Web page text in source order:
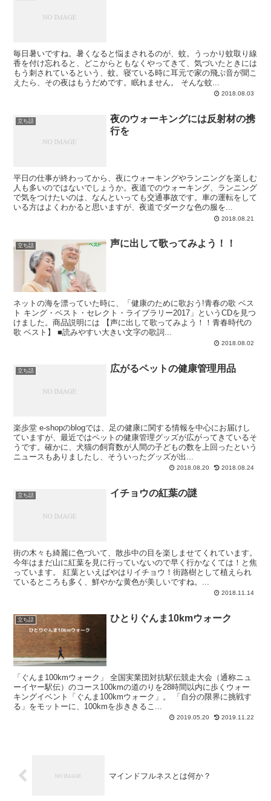
毎日暑いですね。暑くなると悩まされるのが、蚊。うっかり蚊取り線
香を付け忘れると、どこからともなくやってきて、気づいたときには
もう刺されているという、蚊。寝ている時に耳元で家の飛ぶ音が聞こ
えたら、その夜はもうだめです。眠れません。 そんな蚊...
2018.08.03
立ち話
夜のウォーキングには反射材の携
行を
平日の仕事が終わってから、夜にウォーキングやランニングを楽しむ
人も多いのではないでしょうか。夜道でのウォーキング、ランニング
で気をつけたいのは、なんといっても交通事故です。車の運転をして
いる方はよくわかると思いますが、夜道でダークな色の服を...
2018.08.21
立ち話 声に出して歌ってみよう！！
ネットの海を漂っていた時に、「健康のために歌おう!青春の歌 ベス
ト キング・ベスト・セレクト・ライブラリー2017」というCDを見つ
けました。商品説明には 【声に出して歌ってみよう！！青春時代の
歌 ベスト】 ■読みやすい大きい文字の歌詞...
2018.08.02
立ち話 広がるペットの健康管理用品
楽歩堂 e-shopのblogでは、足の健康に関する情報を中心にお届けし
ていますが、最近ではペットの健康管理グッズが広がってきているそ
うです。確かに、犬猫の飼育数が人間の子どもの数を上回ったという
ニュースもありましたし、そういったグッズが出...
2018.08.20 2018.08.24
立ち話 イチョウの紅葉の謎
街の木々も綺麗に色づいて、散歩中の目を楽しませてくれています。
今年はまだ山に紅葉を見に行っていないので早く行かなくては！と焦
っています。 紅葉といえばやはりイチョウ！街路樹として植えられ
ているところも多く、鮮やかな黄色が美しいですね。...
2018.11.14
立ち話 ひとりぐんま10kmウォーク
「ぐんま100kmウォーク」 全国実業団対抗駅伝競走大会（通称ニュ
ーイヤー駅伝）のコース100kmの道のりを28時間以内に歩くウォー
キングイベント「ぐんま100kmウォーク」。 「自分の限界に挑戦す
る」をモットーに、100kmを歩ききるこ...
2019.05.20 2019.11.22
マインドフルネスとは何か？